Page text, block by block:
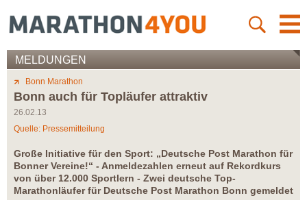
MELDUNGEN
Bonn Marathon
Bonn auch für Topläufer attraktiv
26.02.13
Quelle: Pressemitteilung
Große Initiative für den Sport: „Deutsche Post Marathon für
Bonner Vereine!“ - Anmeldezahlen erneut auf Rekordkurs
von über 12.000 Sportlern - Zwei deutsche Top-
Marathonläufer für Deutsche Post Marathon Bonn gemeldet